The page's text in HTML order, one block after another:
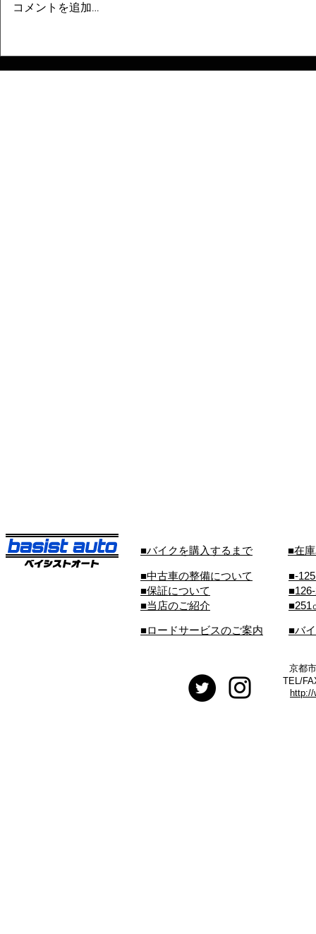
コメントを追加…
■バイクを購入するまで ■在
■中古車の整備について
■保証について
■当店のご紹介
■-
■251
■ロードサービスのご案内 ■バ
京都
TEL/